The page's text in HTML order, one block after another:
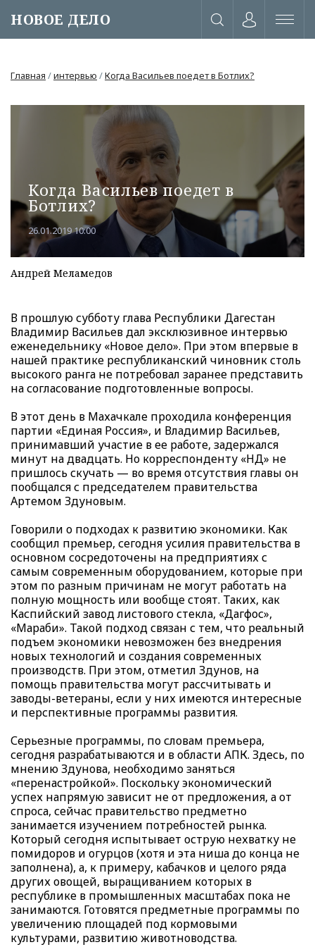
НОВОЕ ДЕЛО
или через соц. сети
Главная /интервью /Когда Васильев поедет в Ботлих?
Когда Васильев поедет в
Ботлих?
26.01.2019 10:00
Андрей Меламедов
В прошлую субботу глава Республики Дагестан
Владимир Васильев дал эксклюзивное интервью
еженедельнику «Новое дело». При этом впервые в
нашей практике республиканский чиновник столь
высокого ранга не потребовал заранее представить
на согласование подготовленные вопросы.
В этот день в Махачкале проходила конференция
партии «Единая Россия», и Владимир Васильев,
принимавший участие в ее работе, задержался
минут на двадцать. Но корреспонденту «НД» не
пришлось скучать — во время отсутствия главы он
пообщался с председателем правительства
Артемом Здуновым.
Говорили о подходах к развитию экономики. Как
сообщил премьер, сегодня усилия правительства в
основном сосредоточены на предприятиях с
самым современным оборудованием, которые при
этом по разным причинам не могут работать на
полную мощность или вообще стоят. Таких, как
Каспийский завод листового стекла, «Дагфос»,
«Мараби». Такой подход связан с тем, что реальный
подъем экономики невозможен без внедрения
новых технологий и создания современных
производств. При этом, отметил Здунов, на
помощь правительства могут рассчитывать и
заводы-ветераны, если у них имеются интересные
и перспективные программы развития.
Серьезные программы, по словам премьера,
сегодня разрабатываются и в области АПК. Здесь, по
мнению Здунова, необходимо заняться
«перенастройкой». Поскольку экономический
успех напрямую зависит не от предложения, а от
спроса, сейчас правительство предметно
занимается изучением потребностей рынка.
Который сегодня испытывает острую нехватку не
помидоров и огурцов (хотя и эта ниша до конца не
заполнена), а, к примеру, кабачков и целого ряда
других овощей, выращиванием которых в
республике в промышленных масштабах пока не
занимаются. Готовятся предметные программы по
увеличению площадей под кормовыми
культурами, развитию животноводства.